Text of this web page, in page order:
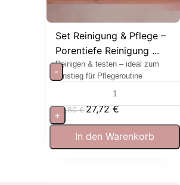
Set Reinigung & Pflege –
Porentiefe Reinigung ...
Reinigen & testen – ideal zum
Einstieg für Pflegeroutine
30,80€ 27,72€
-
+
In den Warenkorb